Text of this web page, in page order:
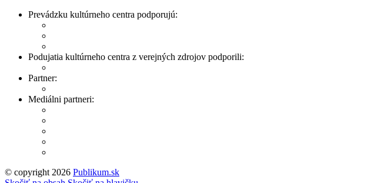
Prevádzku kultúrneho centra podporujú:
Podujatia kultúrneho centra z verejných zdrojov podporili:
Partner:
Mediálni partneri:
© copyright 2026 Publikum.sk